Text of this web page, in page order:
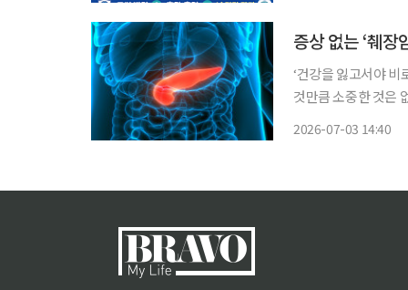
증상 없는 ‘췌
‘건강을 잃고서야
것만큼 소중한 것은
2026-07-03 14:40